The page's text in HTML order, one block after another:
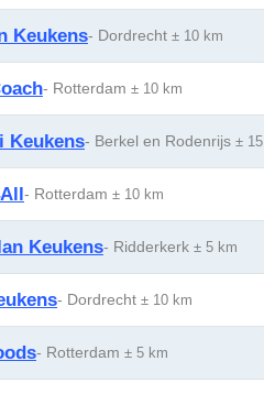
Keukens- Dordrecht ± 10 km
- Rotterdam ± 10 km
Keukens- Berkel en Rodenrijs ±
- Rotterdam ± 10 km
Keukens- Ridderkerk ± 5 km
- Dordrecht ± 10 km
- Rotterdam ± 5 km